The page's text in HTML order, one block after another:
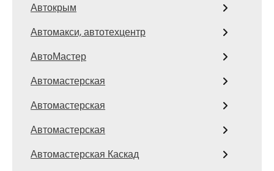
Автокрым
Автомакси, автотехцентр
АвтоМастер
Автомастерская
Автомастерская
Автомастерская
Автомастерская Каскад